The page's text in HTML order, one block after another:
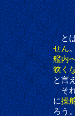
とは言え
せん
艦内
狭くなっ
と言えま
それにしても
に操
ろう